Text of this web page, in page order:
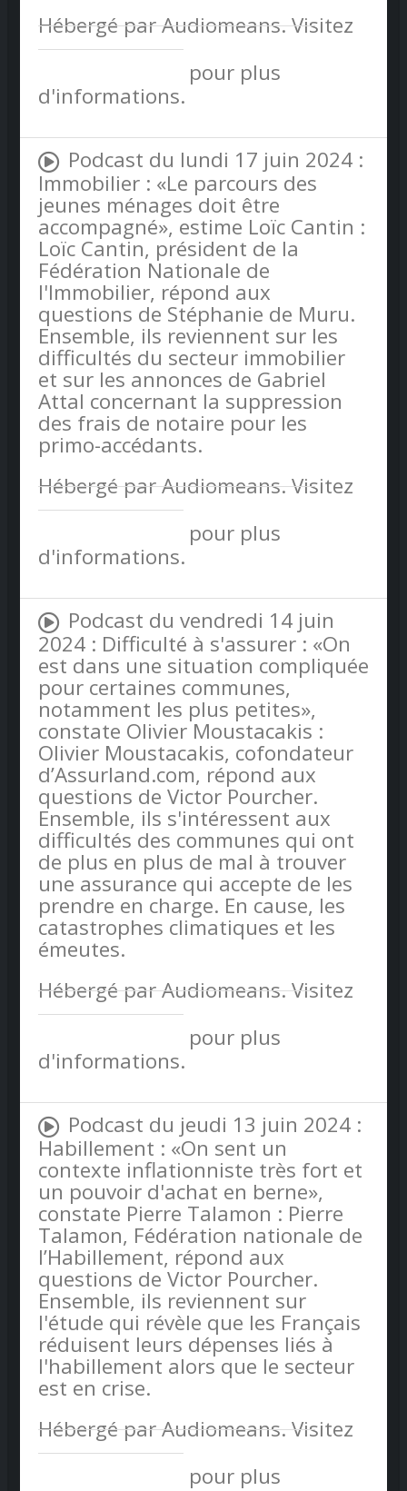
Hébergé par Audiomeans. Visitez
audiomeans.fr/politique-de-
pour plus
d'informations.
Podcast du lundi 17 juin 2024 :
Immobilier : «Le parcours des
jeunes ménages doit être
accompagné», estime Loïc Cantin :
Loïc Cantin, président de la
Fédération Nationale de
l'Immobilier, répond aux
questions de Stéphanie de Muru.
Ensemble, ils reviennent sur les
difficultés du secteur immobilier
et sur les annonces de Gabriel
Attal concernant la suppression
des frais de notaire pour les
primo-accédants.
Hébergé par Audiomeans. Visitez
audiomeans.fr/politique-de-
pour plus
d'informations.
Podcast du vendredi 14 juin
2024 : Difficulté à s'assurer : «On
est dans une situation compliquée
pour certaines communes,
notamment les plus petites»,
constate Olivier Moustacakis :
Olivier Moustacakis, cofondateur
d’Assurland.com, répond aux
questions de Victor Pourcher.
Ensemble, ils s'intéressent aux
difficultés des communes qui ont
de plus en plus de mal à trouver
une assurance qui accepte de les
prendre en charge. En cause, les
catastrophes climatiques et les
émeutes.
Hébergé par Audiomeans. Visitez
audiomeans.fr/politique-de-
pour plus
d'informations.
Podcast du jeudi 13 juin 2024 :
Habillement : «On sent un
contexte inflationniste très fort et
un pouvoir d'achat en berne»,
constate Pierre Talamon : Pierre
Talamon, Fédération nationale de
l’Habillement, répond aux
questions de Victor Pourcher.
Ensemble, ils reviennent sur
l'étude qui révèle que les Français
réduisent leurs dépenses liés à
l'habillement alors que le secteur
est en crise.
Hébergé par Audiomeans. Visitez
audiomeans.fr/politique-de-
pour plus